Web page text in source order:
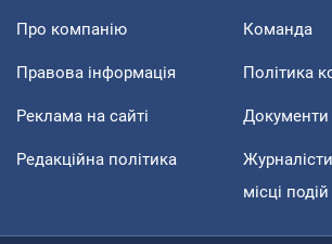
Про компанію Команда
Правова інформація Політика
Реклама на сайті Документи
Редакційна політика
місці подій